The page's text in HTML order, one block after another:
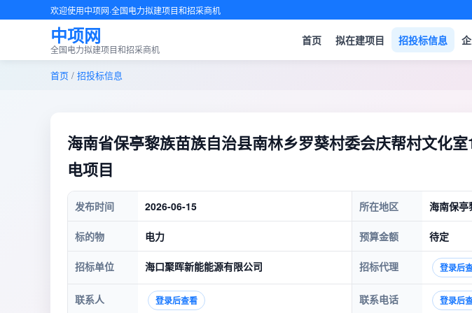
欢迎使用中项网·全国电力拟建项目和招采商机
中项网
全国电力拟建项目和招采商机
首页 拟在建项目 招投标信息
首页 / 招投标信息
海南省保亭黎族苗族自治县南林乡罗葵村委会庆帮村文化
电项目
发布时间 2026-06-15 所在地区 海南保亭
标的物 电力 预算金额 待定
招标单位 海口聚晖新能能源有限公司 招标代理 登录后
联系人 登录后查看 联系电话 登录后